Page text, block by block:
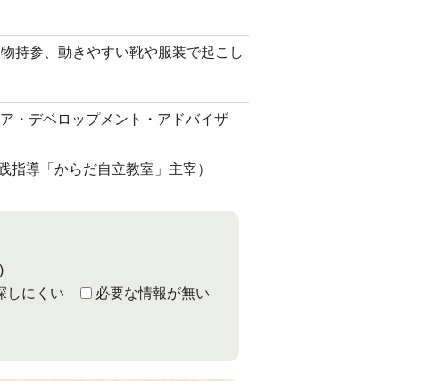
持参、動きやすい靴や服装で起こし
・デベロップメント・アドバイザ
導「からだ自立教室」主宰）
しにくい 必要な情報が無い